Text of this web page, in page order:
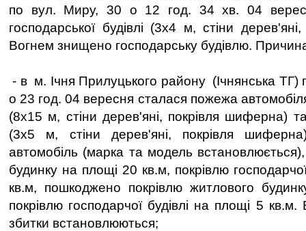
по вул. Миру, 30 о 12 год. 34 хв. 04
господарської будівлі (3х4 м, стіни
Вогнем знищено господарську будівлю.
- в м. Ічня Прилуцького району (Ічнянська ТГ)
о 23 год. 04 вересня сталася пожежа
(8х15 м, стіни дерев'яні, покрівля шиферна) та
(3х5 м, стіни дерев'яні, покрівля
автомобіль (марка та модель
будинку на площі 20 кв.м, покрівлю
кв.м, пошкоджено покрівлю житлового
покрівлю господарчої будівлі на площі 5
збитки встановлюються;